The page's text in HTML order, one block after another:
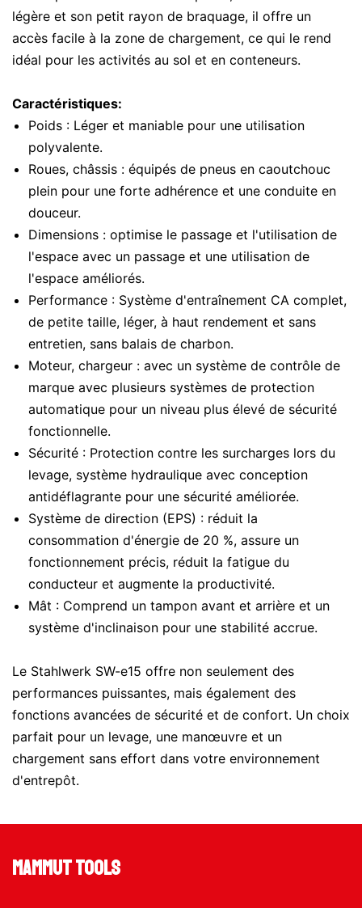
légère et son petit rayon de braquage, il offre un
accès facile à la zone de chargement, ce qui le rend
idéal pour les activités au sol et en conteneurs.
Caractéristiques:
Poids : Léger et maniable pour une utilisation
polyvalente.
Roues, châssis : équipés de pneus en caoutchouc
plein pour une forte adhérence et une conduite en
douceur.
Dimensions : optimise le passage et l'utilisation de
l'espace avec un passage et une utilisation de
l'espace améliorés.
Performance : Système d'entraînement CA complet,
de petite taille, léger, à haut rendement et sans
entretien, sans balais de charbon.
Moteur, chargeur : avec un système de contrôle de
marque avec plusieurs systèmes de protection
automatique pour un niveau plus élevé de sécurité
fonctionnelle.
Sécurité : Protection contre les surcharges lors du
levage, système hydraulique avec conception
antidéflagrante pour une sécurité améliorée.
Système de direction (EPS) : réduit la
consommation d'énergie de 20 %, assure un
fonctionnement précis, réduit la fatigue du
conducteur et augmente la productivité.
Mât : Comprend un tampon avant et arrière et un
système d'inclinaison pour une stabilité accrue.
Le Stahlwerk SW-e15 offre non seulement des
performances puissantes, mais également des
fonctions avancées de sécurité et de confort. Un choix
parfait pour un levage, une manœuvre et un
chargement sans effort dans votre environnement
d'entrepôt.
Mammut Tools